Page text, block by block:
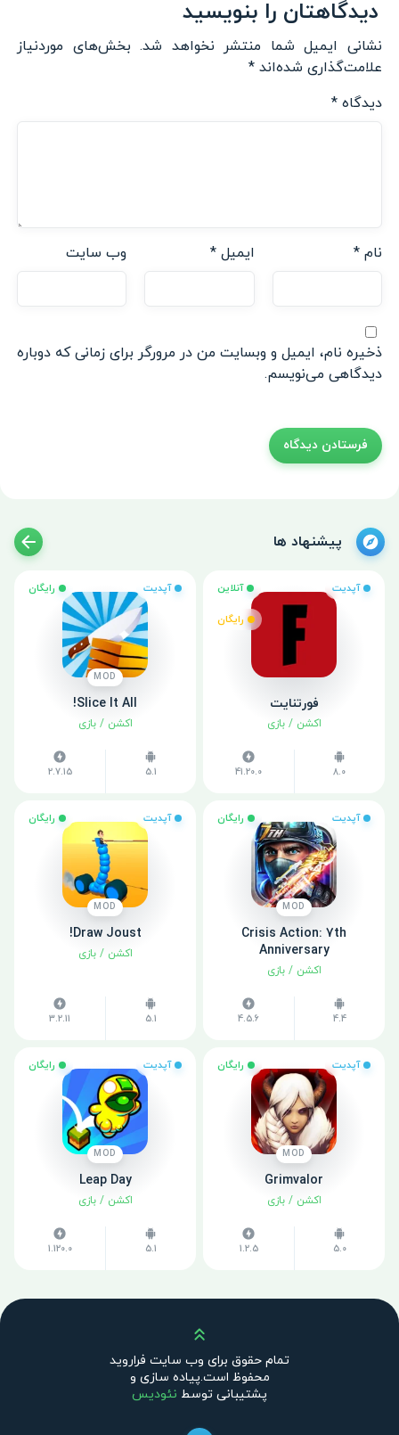
دیدگاهتان را بنویسید
نشانی ایمیل شما منتشر نخواهد شد. بخش‌های موردنیاز
علامت‌گذاری شده‌اند *
دیدگاه *
نام * ایمیل* وب‌ سایت
ذخیره نام، ایمیل و وبسایت من در مرورگر برای زمانی که دوباره
دیدگاهی می‌نویسم.
پیشنهاد ها
آپدیت آنلاین
رایگان
فورتنایت
اکشن /بازی
8.0
41.20.0
آپدیت رایگان
MOD
Slice It All!
اکشن /بازی
5.1
2.7.15
آپدیت رایگان
MOD
Crisis Action: 7th
Anniversary
اکشن /بازی
4.4
4.5.6
آپدیت رایگان
MOD
Draw Joust!
اکشن /بازی
5.1
3.2.11
آپدیت رایگان
MOD
Grimvalor
اکشن /بازی
5.0
1.2.5
آپدیت رایگان
MOD
Leap Day
اکشن /بازی
5.1
1.120.0
بالا
تمام حقوق برای وب سایت فراروید
محفوظ است.پیاده سازی و
پشتیبانی توسط نئودیس